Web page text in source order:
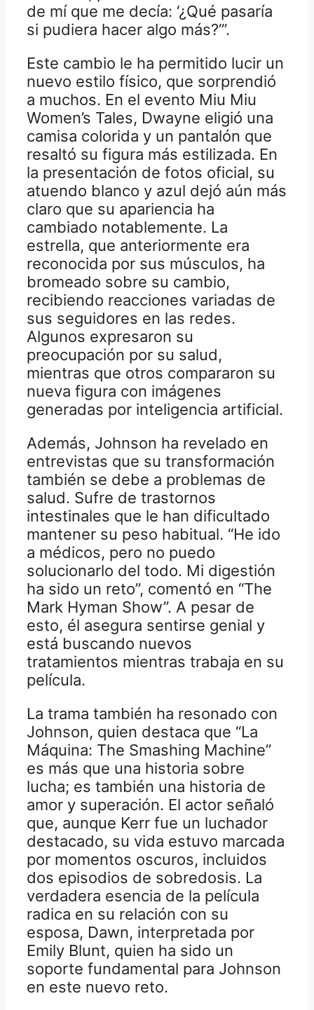
de mí que me decía: ‘¿Qué pasaría
si pudiera hacer algo más?’”.
Este cambio le ha permitido lucir un
nuevo estilo físico, que sorprendió
a muchos. En el evento Miu Miu
Women’s Tales, Dwayne eligió una
camisa colorida y un pantalón que
resaltó su figura más estilizada. En
la presentación de fotos oficial, su
atuendo blanco y azul dejó aún más
claro que su apariencia ha
cambiado notablemente. La
estrella, que anteriormente era
reconocida por sus músculos, ha
bromeado sobre su cambio,
recibiendo reacciones variadas de
sus seguidores en las redes.
Algunos expresaron su
preocupación por su salud,
mientras que otros compararon su
nueva figura con imágenes
generadas por inteligencia artificial.
Además, Johnson ha revelado en
entrevistas que su transformación
también se debe a problemas de
salud. Sufre de trastornos
intestinales que le han dificultado
mantener su peso habitual. “He ido
a médicos, pero no puedo
solucionarlo del todo. Mi digestión
ha sido un reto”, comentó en “The
Mark Hyman Show”. A pesar de
esto, él asegura sentirse genial y
está buscando nuevos
tratamientos mientras trabaja en su
película.
La trama también ha resonado con
Johnson, quien destaca que “La
Máquina: The Smashing Machine”
es más que una historia sobre
lucha; es también una historia de
amor y superación. El actor señaló
que, aunque Kerr fue un luchador
destacado, su vida estuvo marcada
por momentos oscuros, incluidos
dos episodios de sobredosis. La
verdadera esencia de la película
radica en su relación con su
esposa, Dawn, interpretada por
Emily Blunt, quien ha sido un
soporte fundamental para Johnson
en este nuevo reto.